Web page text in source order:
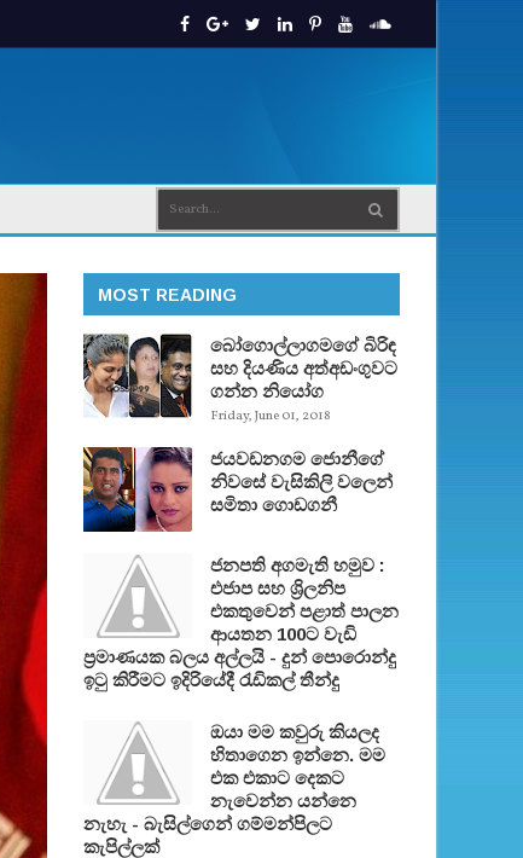
MOST READING
බෝගොල්ලාගමගේ බිරිඳ
සහ දියණිය අත්අඩංගුවට
ගන්න නියෝග
Friday, June 01, 2018
ජයවඩනගම ජොනීගේ
නිවසේ වැසිකිලි වලෙන්
සමිතා ගොඩගනී
ජනපති අගමැති හමුව :
එජාප සහ ශ්‍රිලනිප
එකතුවෙන් පළාත් පාලන
ආයතන 100ට වැඩි
ප්‍රමාණයක බලය අල්ලයි - දුන් පොරොන්දු
ඉටු කිරීමට ඉදිරියේදී රැඩිකල් තීන්දු
ඔයා මම කවුරු කියලද
හිතාගෙන ඉන්නෙ. මම
එක එකාට දෙකට
නැවෙන්න යන්නෙ
නැහැ - බැසිල්ගෙන් ගම්මන්පිලට
කැපිල්ලක්